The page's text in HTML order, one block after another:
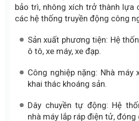
bảo trì, nhông xích trở thành lựa
các hệ thống truyền động công
Sản xuất phương tiện: Hệ
ô tô, xe máy, xe đạp.
Công nghiệp nặng: Nhà máy
khai thác khoáng sản.
Dây chuyền tự động: Hệ
nhà máy lắp ráp điện tử, đóng